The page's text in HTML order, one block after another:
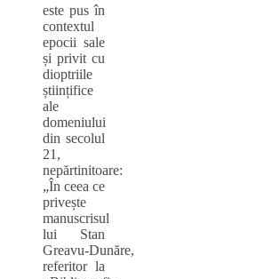
este pus în
contextul
epocii sale
și privit cu
dioptriile
științifice
ale
domeniului
din secolul
21,
nepărtinitoare:
„În ceea ce
privește
manuscrisul
lui Stan
Greavu‑Dunăre,
referitor la